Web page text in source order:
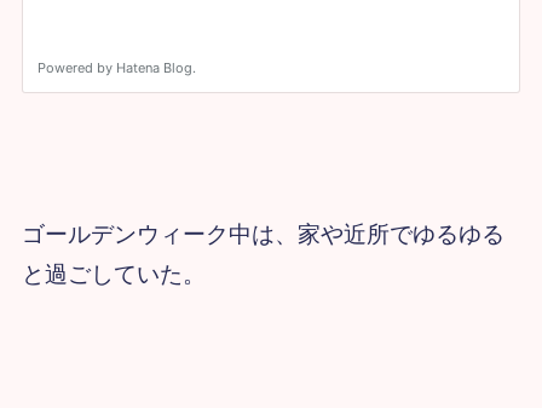
ゴールデンウィーク中は、家や近所でゆるゆる
と過ごしていた。